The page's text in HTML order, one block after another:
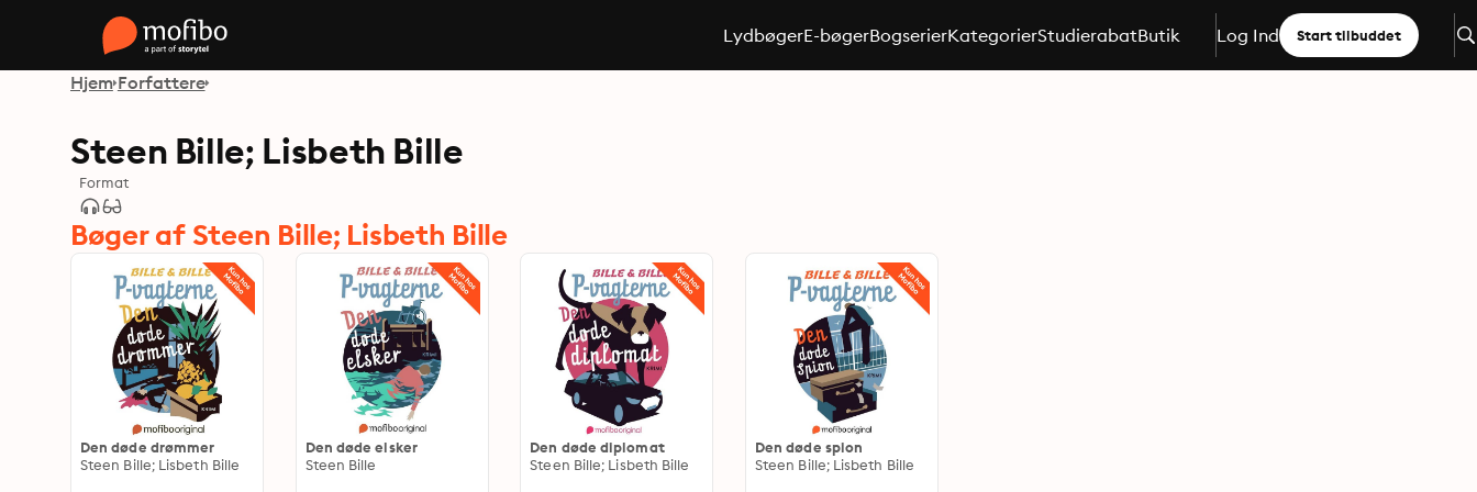
LydbøgerE-bøgerBogserierKategorierStudierabatButik Log Ind Start tilbuddet
Hjem Forfattere
Steen Bille; Lisbeth Bille
Format
Bøger af Steen Bille; Lisbeth Bille
Den døde drømmer
Steen Bille; Lisbeth Bille
Den døde elsker
Steen Bille
Den døde diplomat
Steen Bille; Lisbeth Bille
Den døde spion
Steen Bille; Lisbeth Bille